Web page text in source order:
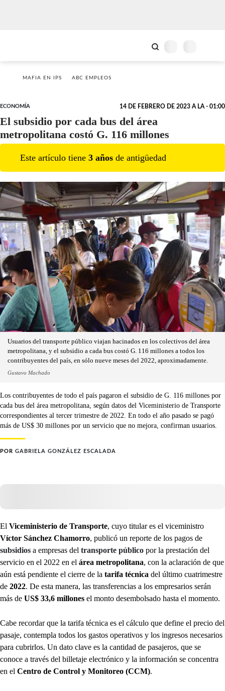
MAFIA EN IPS ABC EMPLEOS
ECONOMÍA 14 DE FEBRERO DE 2023 A LA - 01:00
El subsidio por cada bus del área
metropolitana costó G. 116 millones
Este artículo tiene 3 años de antigüedad
Usuarios del transporte público viajan hacinados en los colectivos del área
metropolitana, y el subsidio a cada bus costó G. 116 millones a todos los
contribuyentes del país, en sólo nueve meses del 2022, aproximadamente.
Gustavo Machado
Los contribuyentes de todo el país pagaron el subsidio de G. 116 millones por
cada bus del área metropolitana, según datos del Viceministerio de Transporte
correspondientes al tercer trimestre de 2022. En todo el año pasado se pagó
más de US$ 30 millones por un servicio que no mejora, confirman usuarios.
POR GABRIELA GONZÁLEZ ESCALADA
El Viceministerio de Transporte, cuyo titular es el viceministro
Víctor Sánchez Chamorro, publicó un reporte de los pagos de
subsidios a empresas del transporte público por la prestación del
servicio en el 2022 en el área metropolitana, con la aclaración de que
aún está pendiente el cierre de la tarifa técnica del último cuatrimestre
de 2022. De esta manera, las transferencias a los empresarios serán
más de US$ 33,6 millones el monto desembolsado hasta el momento.
Cabe recordar que la tarifa técnica es el cálculo que define el precio del
pasaje, contempla todos los gastos operativos y los ingresos necesarios
para cubrirlos. Un dato clave es la cantidad de pasajeros, que se
conoce a través del billetaje electrónico y la información se concentra
en el Centro de Control y Monitoreo (CCM).